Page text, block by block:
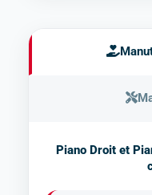
Piano Droit et